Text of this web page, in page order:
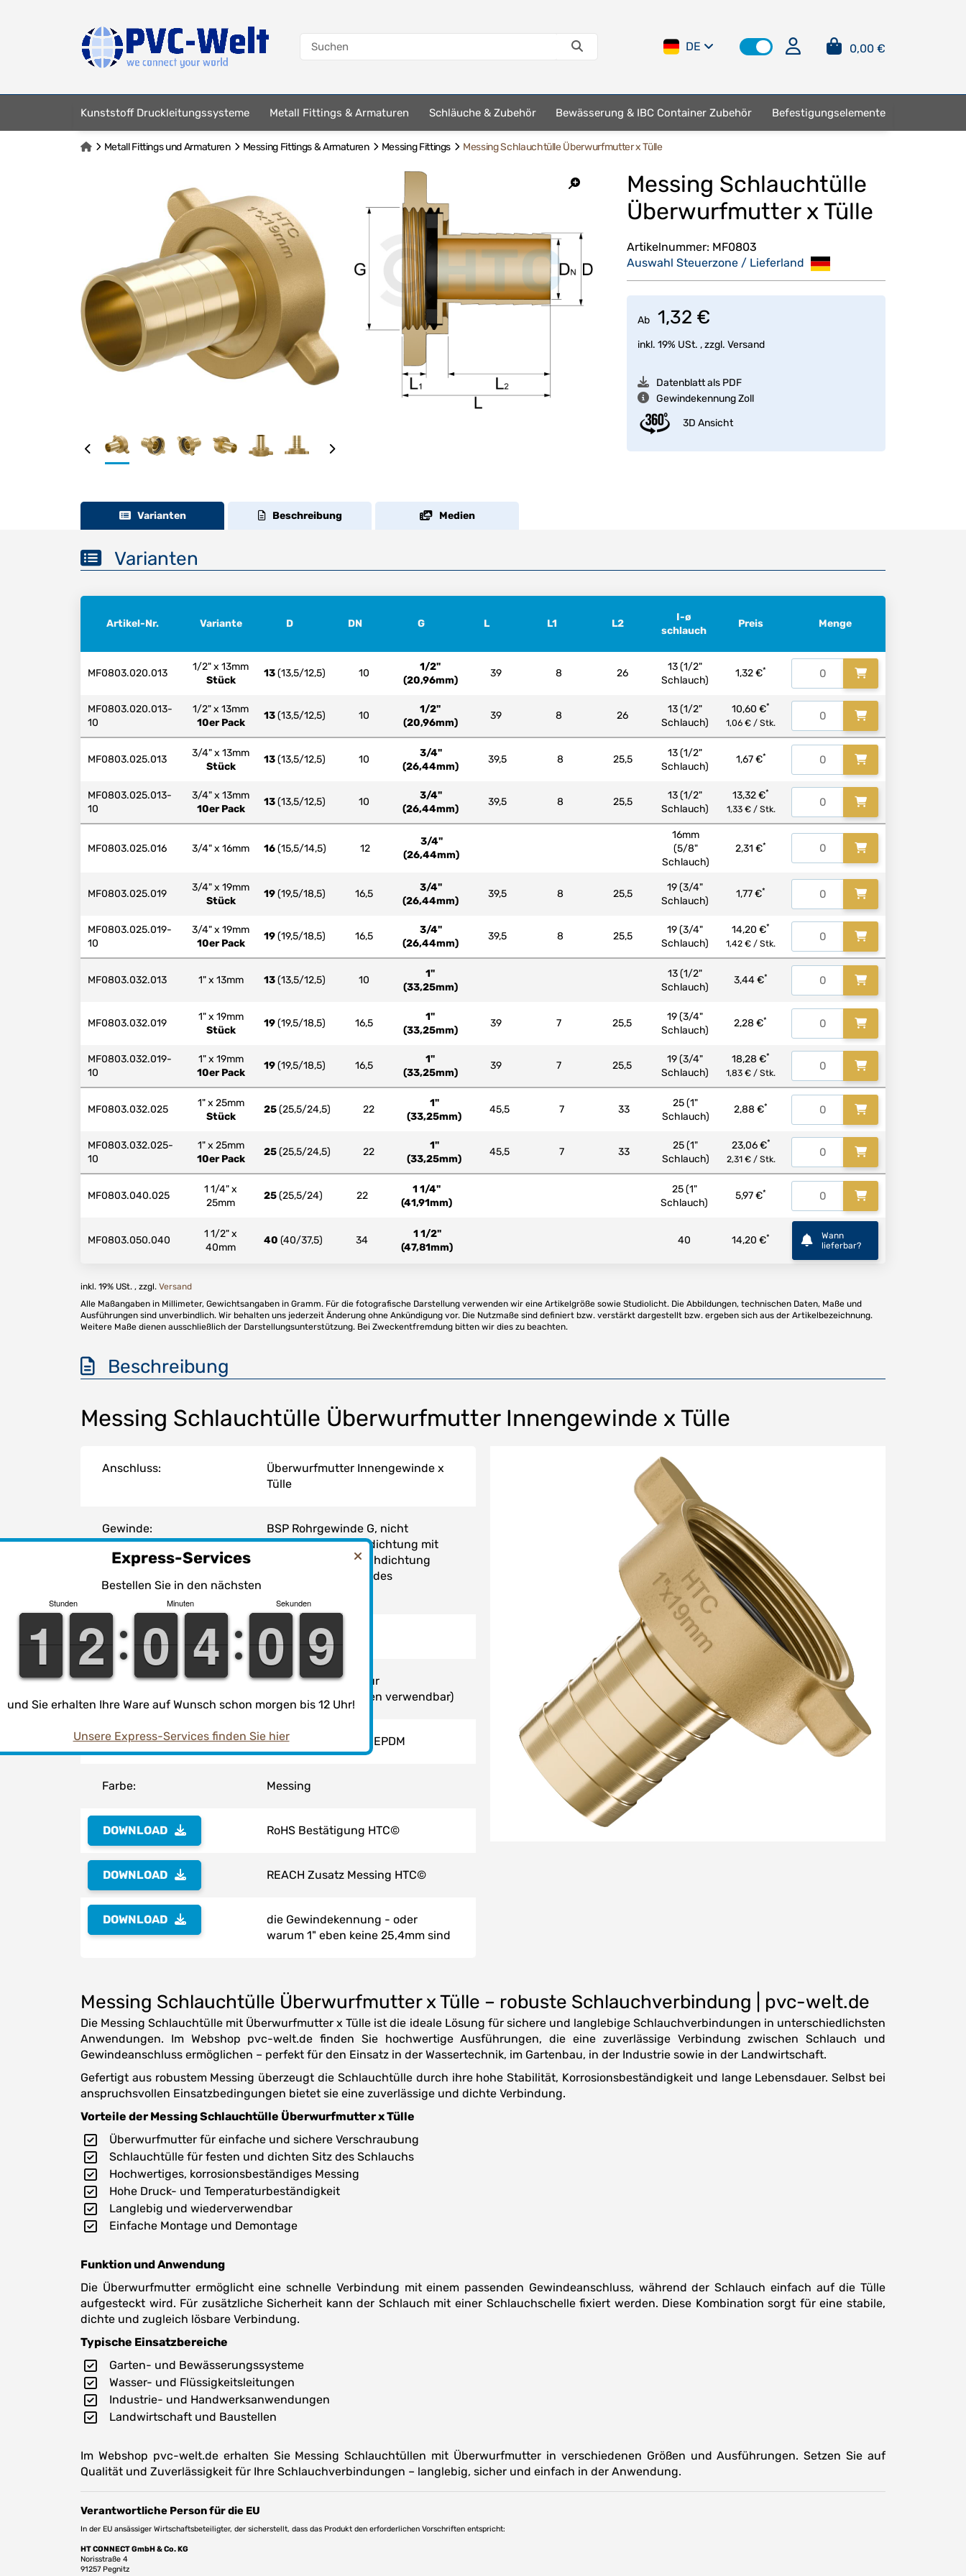
DE 0,00 €
Kunststoff Druckleitungssysteme Metall Fittings & Armaturen Schläuche & Zubehör Bewässerung & IBC Container Zubehör Befestigungselemente
Metall Fittings und Armaturen Messing Fittings & Armaturen Messing Fittings Messing Schlauchtülle Überwurfmutter x Tülle
Messing Schlauchtülle
Überwurfmutter x Tülle
Artikelnummer: MF0803
Auswahl Steuerzone / Lieferland
Ab 1,32 €
inkl. 19% USt. , zzgl. Versand
Datenblatt als PDF
Gewindekennung Zoll
3D Ansicht
Varianten Beschreibung Medien
Varianten
Artikel-Nr. Variante D DN G L L1 L2
I-ø
schlauch
Preis Menge
MF0803.020.013
1/2" x 13mm
Stück
13(13,5/12,5) 10
1/2"
(20,96mm)
39 8 26
13 (1/2"
Schlauch)
1,32 €*
MF0803.020.013-
10
1/2" x 13mm
10er Pack
13(13,5/12,5) 10
1/2"
(20,96mm)
39 8 26
13 (1/2"
Schlauch)
10,60 €*
1,06 € / Stk.
MF0803.025.013
3/4" x 13mm
Stück
13(13,5/12,5) 10
3/4"
(26,44mm)
39,5 8 25,5
13 (1/2"
Schlauch)
1,67 €*
MF0803.025.013-
10
3/4" x 13mm
10er Pack
13(13,5/12,5) 10
3/4"
(26,44mm)
39,5 8 25,5
13 (1/2"
Schlauch)
13,32 €*
1,33 € / Stk.
MF0803.025.016 3/4" x 16mm 16(15,5/14,5) 12
3/4"
(26,44mm)
16mm
(5/8"
Schlauch)
2,31 €*
MF0803.025.019
3/4" x 19mm
Stück
19(19,5/18,5) 16,5
3/4"
(26,44mm)
39,5 8 25,5
19 (3/4"
Schlauch)
1,77 €*
MF0803.025.019-
10
3/4" x 19mm
10er Pack
19(19,5/18,5) 16,5
3/4"
(26,44mm)
39,5 8 25,5
19 (3/4"
Schlauch)
14,20 €*
1,42 € / Stk.
MF0803.032.013 1" x 13mm 13(13,5/12,5) 10
1"
(33,25mm)
13 (1/2"
Schlauch)
3,44 €*
MF0803.032.019
1" x 19mm
Stück
19(19,5/18,5) 16,5
1"
(33,25mm)
39 7 25,5
19 (3/4"
Schlauch)
2,28 €*
MF0803.032.019-
10
1" x 19mm
10er Pack
19(19,5/18,5) 16,5
1"
(33,25mm)
39 7 25,5
19 (3/4"
Schlauch)
18,28 €*
1,83 € / Stk.
MF0803.032.025
1" x 25mm
Stück
25(25,5/24,5) 22
1"
(33,25mm)
45,5 7 33
25 (1"
Schlauch)
2,88 €*
MF0803.032.025-
10
1" x 25mm
10er Pack
25(25,5/24,5) 22
1"
(33,25mm)
45,5 7 33
25 (1"
Schlauch)
23,06 €*
2,31 € / Stk.
MF0803.040.025
1 1/4" x
25mm
25(25,5/24) 22
1 1/4"
(41,91mm)
25 (1"
Schlauch)
5,97 €*
MF0803.050.040
1 1/2" x
40mm
40 (40/37,5) 34
1 1/2"
(47,81mm)
40 14,20 €*
Wann
lieferbar?
inkl. 19% USt. , zzgl. Versand
Alle Maßangaben in Millimeter, Gewichtsangaben in Gramm. Für die fotografische Darstellung verwenden wir eine Artikelgröße sowie Studiolicht. Die Abbildungen, technischen Daten, Maße und
Ausführungen sind unverbindlich. Wir behalten uns jederzeit Änderung ohne Ankündigung vor. Die Nutzmaße sind definiert bzw. verstärkt dargestellt bzw. ergeben sich aus der Artikelbezeichnung.
Weitere Maße dienen ausschließlich der Darstellungsunterstützung. Bei Zweckentfremdung bitten wir dies zu beachten.
Beschreibung
Messing Schlauchtülle Überwurfmutter Innengewinde x Tülle
Anschluss:
Überwurfmutter Innengewinde x
Tülle
Gewinde:
BSP Rohrgewinde G, nicht
selbstdichtend, Abdichtung mit
innenliegender Flachdichtung
gegen flachdichtendes
Arbeitsdruck (PN): PN 6 bei 20°C
Material: Messing CW617N
(für
Trinkwasserleitungen verwendbar)
Dichtung: incl. Flachdichtung EPDM
Farbe: Messing
DOWNLOAD RoHS Bestätigung HTC©
DOWNLOAD REACH Zusatz Messing HTC©
DOWNLOAD
die Gewindekennung - oder
warum 1" eben keine 25,4mm sind
Messing Schlauchtülle Überwurfmutter x Tülle – robuste Schlauchverbindung | pvc-welt.de
Die Messing Schlauchtülle mit Überwurfmutter x Tülle ist die ideale Lösung für sichere und langlebige Schlauchverbindungen in unterschiedlichsten
Anwendungen. Im Webshop pvc-welt.de finden Sie hochwertige Ausführungen, die eine zuverlässige Verbindung zwischen Schlauch und
Gewindeanschluss ermöglichen – perfekt für den Einsatz in der Wassertechnik, im Gartenbau, in der Industrie sowie in der Landwirtschaft.
Gefertigt aus robustem Messing überzeugt die Schlauchtülle durch ihre hohe Stabilität, Korrosionsbeständigkeit und lange Lebensdauer. Selbst bei
anspruchsvollen Einsatzbedingungen bietet sie eine zuverlässige und dichte Verbindung.
Vorteile der Messing Schlauchtülle Überwurfmutter x Tülle
Überwurfmutter für einfache und sichere Verschraubung
Schlauchtülle für festen und dichten Sitz des Schlauchs
Hochwertiges, korrosionsbeständiges Messing
Hohe Druck- und Temperaturbeständigkeit
Langlebig und wiederverwendbar
Einfache Montage und Demontage
Funktion und Anwendung
Die Überwurfmutter ermöglicht eine schnelle Verbindung mit einem passenden Gewindeanschluss, während der Schlauch einfach auf die Tülle
aufgesteckt wird. Für zusätzliche Sicherheit kann der Schlauch mit einer Schlauchschelle fixiert werden. Diese Kombination sorgt für eine stabile,
dichte und zugleich lösbare Verbindung.
Typische Einsatzbereiche
Garten- und Bewässerungssysteme
Wasser- und Flüssigkeitsleitungen
Industrie- und Handwerksanwendungen
Landwirtschaft und Baustellen
Im Webshop pvc-welt.de erhalten Sie Messing Schlauchtüllen mit Überwurfmutter in verschiedenen Größen und Ausführungen. Setzen Sie auf
Qualität und Zuverlässigkeit für Ihre Schlauchverbindungen – langlebig, sicher und einfach in der Anwendung.
Verantwortliche Person für die EU
In der EU ansässiger Wirtschaftsbeteiligter, der sicherstellt, dass das Produkt den erforderlichen Vorschriften entspricht:
HT CONNECT GmbH & Co. KG
Norisstraße 4
91257 Pegnitz
Express-Services
Bestellen Sie in den nächsten
Stunden
1
1
1
1 1
1
2
2
Minuten
9
9
0
0 3
3
4
4
Sekunden
1
0
0 8
8
7
und Sie erhalten Ihre Ware auf Wunsch schon morgen bis 12 Uhr!
Unsere Express-Services finden Sie hier